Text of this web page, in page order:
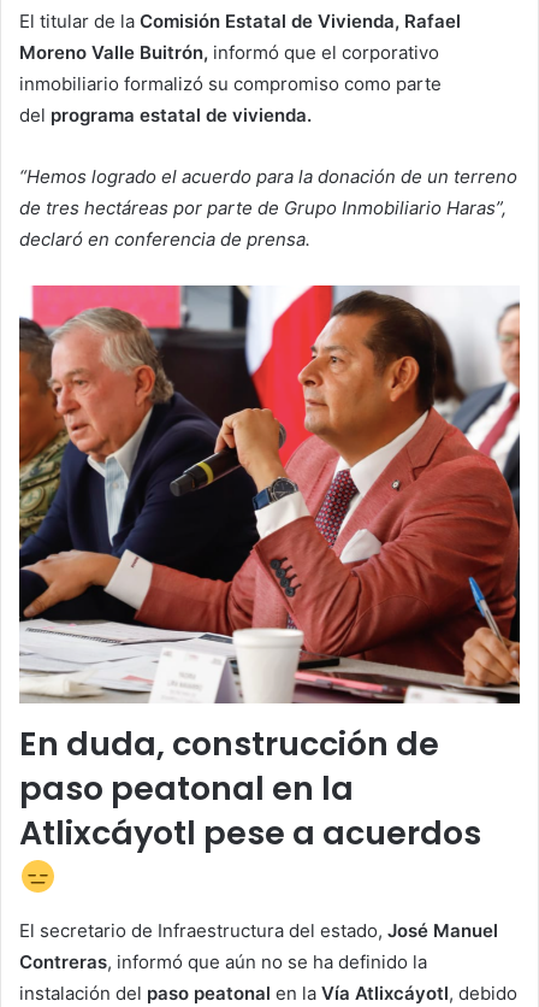
El titular de la Comisión Estatal de Vivienda, Rafael
Moreno Valle Buitrón, informó que el corporativo
inmobiliario formalizó su compromiso como parte
del programa estatal de vivienda.
“Hemos logrado el acuerdo para la donación de un terreno
de tres hectáreas por parte de Grupo Inmobiliario Haras”,
declaró en conferencia de prensa.
En duda, construcción de
paso peatonal en la
Atlixcáyotl pese a acuerdos
El secretario de Infraestructura del estado, José Manuel
Contreras, informó que aún no se ha definido la
instalación del paso peatonal en la Vía Atlixcáyotl, debido